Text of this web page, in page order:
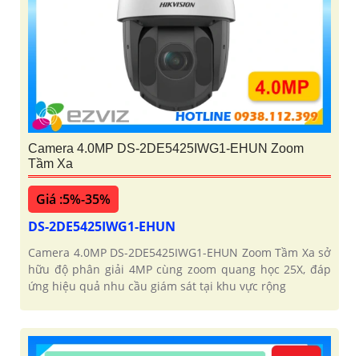
Camera 4.0MP DS-2DE5425IWG1-EHUN Zoom
Tầm Xa
Giá :5%-35%
DS-2DE5425IWG1-EHUN
Camera 4.0MP DS-2DE5425IWG1-EHUN Zoom Tầm Xa sở
hữu độ phân giải 4MP cùng zoom quang học 25X, đáp
ứng hiệu quả nhu cầu giám sát tại khu vực rộng